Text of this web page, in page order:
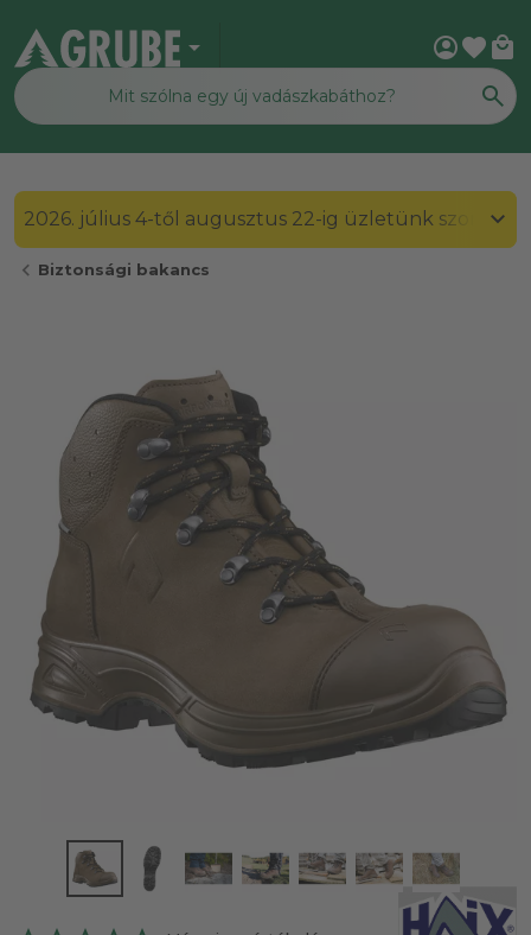
arrow_drop_down account_circlefavorite local_mall
2026. július 4-től augusztus 22-ig üzletünk
chevron_left Biztonsági bakancs